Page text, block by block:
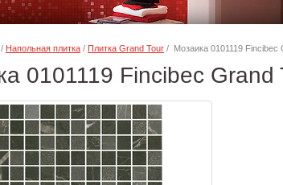
/ Напольная плитка / Плитка Grand Tour / Мозаика 0101119 Fincibec
0101119 Fincibec